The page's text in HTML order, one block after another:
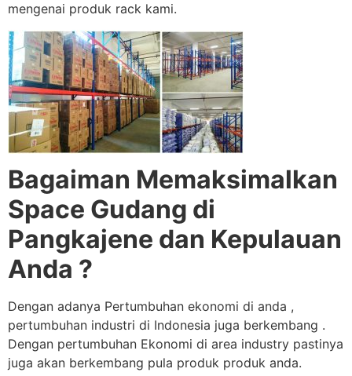
mengenai produk rack kami.
Bagaiman Memaksimalkan
Space Gudang di
Pangkajene dan Kepulauan
Anda ?
Dengan adanya Pertumbuhan ekonomi di anda ,
pertumbuhan industri di Indonesia juga berkembang .
Dengan pertumbuhan Ekonomi di area industry pastinya
juga akan berkembang pula produk produk anda.